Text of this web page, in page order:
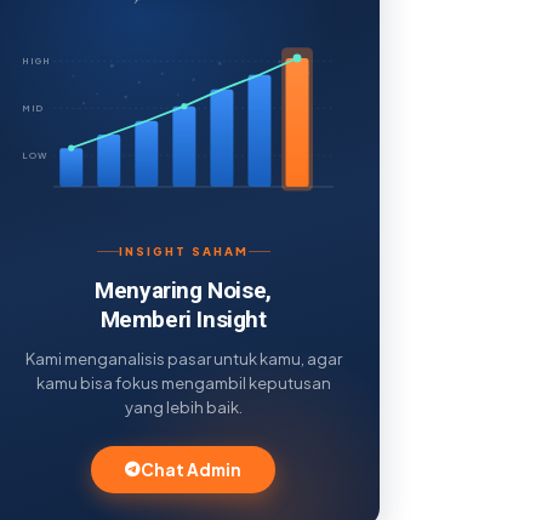
HIGH
MID
LOW
INSIGHT SAHAM
Menyaring Noise,
Memberi Insight
Kami menganalisis pasar untuk kamu, agar
kamu bisa fokus mengambil keputusan
yang lebih baik.
Chat Admin